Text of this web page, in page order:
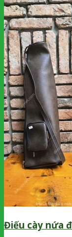
Điếu cày nứa